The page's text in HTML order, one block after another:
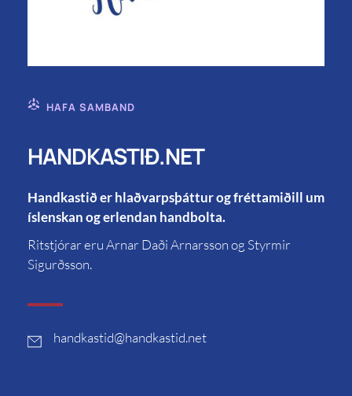
HAFA SAMBAND
HANDKASTIÐ.NET
Handkastið er hlaðvarpsþáttur og fréttamiðill um
íslenskan og erlendan handbolta.
Ritstjórar eru Arnar Daði Arnarsson og Styrmir
Sigurðsson.
handkastid@handkastid.net